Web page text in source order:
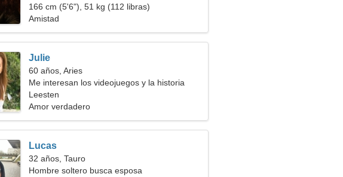
166 cm (5'6"), 51 kg (112 libras)
Amistad
Julie
60 años, Aries
Me interesan los videojuegos y la historia
Leesten
Amor verdadero
Lucas
32 años, Tauro
Hombre soltero busca esposa